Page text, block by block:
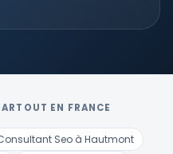
EN FRANCE
Seo à Hautmont